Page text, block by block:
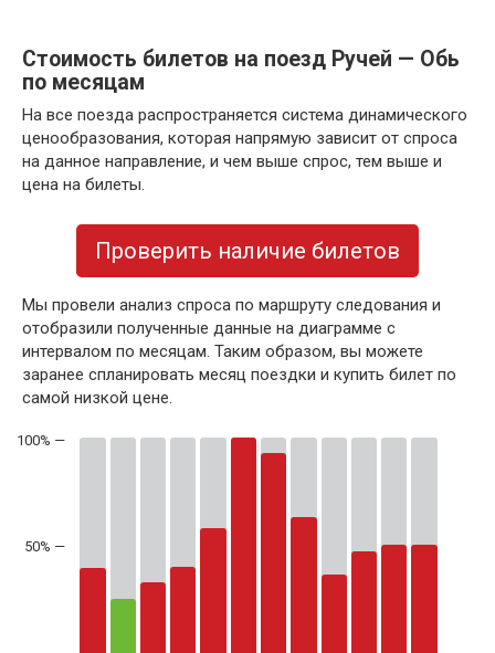
Стоимость билетов на поезд Ручей — Обь
по месяцам
На все поезда распространяется система динамического
ценообразования, которая напрямую зависит от спроса
на данное направление, и чем выше спрос, тем выше и
цена на билеты.
Проверить наличие билетов
Мы провели анализ спроса по маршруту следования и
отобразили полученные данные на диаграмме с
интервалом по месяцам. Таким образом, вы можете
заранее спланировать месяц поездки и купить билет по
самой низкой цене.
50% —